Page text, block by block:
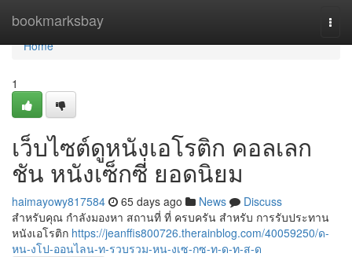
bookmarksbay
Home
Home
1
เว็บไซต์ดูหนังเอโรติก คอลเลก
ชัน หนังเซ็กซี่ ยอดนิยม
haimayowy817584 65 days ago News
Discuss
สำหรับคุณ กำลังมองหา สถานที่ ที่ ครบครัน สำหรับ การรับประทาน
หนังเอโรติก https://jeanffis800726.therainblog.com/40059250/ด-
หน-งโป-ออนไลน-ท-รวบรวม-หน-งเซ-กซ-ท-ด-ท-ส-ด